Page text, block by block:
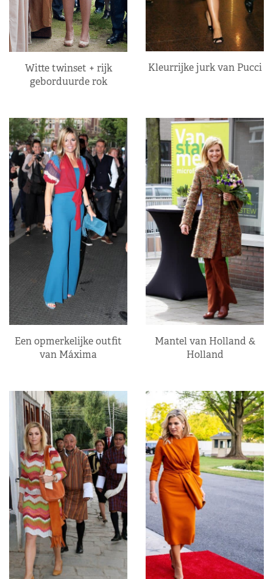
Witte twinset + rijk
geborduurde rok
Kleurrijke jurk van Pucci
Een opmerkelijke outfit
van Máxima
Mantel van Holland &
Holland